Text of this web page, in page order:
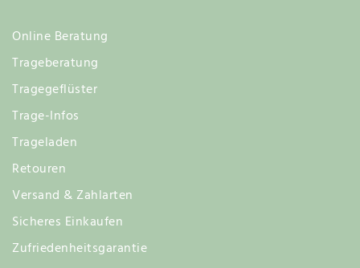
Online Beratung
Trageberatung
Tragegeflüster
Trage-Infos
Trageladen
Retouren
Versand & Zahlarten
Sicheres Einkaufen
Zufriedenheitsgarantie